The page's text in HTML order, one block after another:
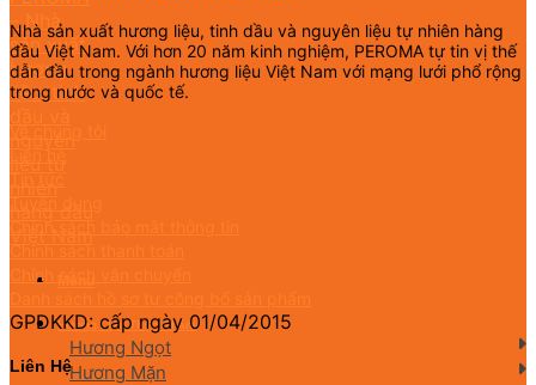
Hương Liệu Thực Phẩm
Hương Ngọt
Hương Mặn
Nhà sản xuất hương liệu, tinh dầu và nguyên liệu tự nhiên hàng
đầu Việt Nam. Với hơn 20 năm kinh nghiệm, PEROMA tự tin vị thế
dẫn đầu trong ngành hương liệu Việt Nam với mạng lưới phổ rộng
trong nước và quốc tế.
Chính sách vận chuyển
GPDKKD: cấp ngày 01/04/2015
Liên Hệ